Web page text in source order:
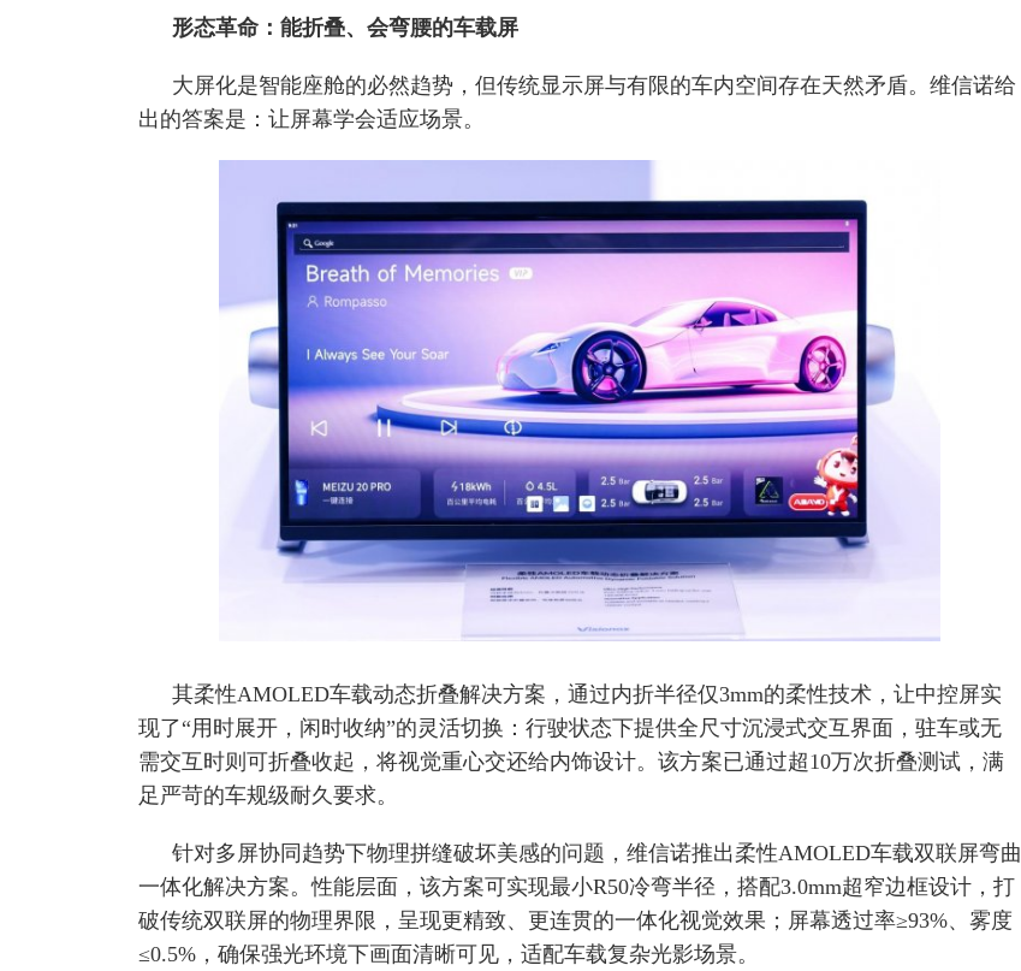
形态革命：能折叠、会弯腰的车载屏
大屏化是智能座舱的必然趋势，但传统显示屏与有限的车内空间存在天然矛盾。维信诺给
出的答案是：让屏幕学会适应场景。
其柔性AMOLED车载动态折叠解决方案，通过内折半径仅3mm的柔性技术，让中控屏实
现了“用时展开，闲时收纳”的灵活切换：行驶状态下提供全尺寸沉浸式交互界面，驻车或无
需交互时则可折叠收起，将视觉重心交还给内饰设计。该方案已通过超10万次折叠测试，满
足严苛的车规级耐久要求。
针对多屏协同趋势下物理拼缝破坏美感的问题，维信诺推出柔性AMOLED车载双联屏弯曲
一体化解决方案。性能层面，该方案可实现最小R50冷弯半径，搭配3.0mm超窄边框设计，打
破传统双联屏的物理界限，呈现更精致、更连贯的一体化视觉效果；屏幕透过率≥93%、雾度
≤0.5%，确保强光环境下画面清晰可见，适配车载复杂光影场景。